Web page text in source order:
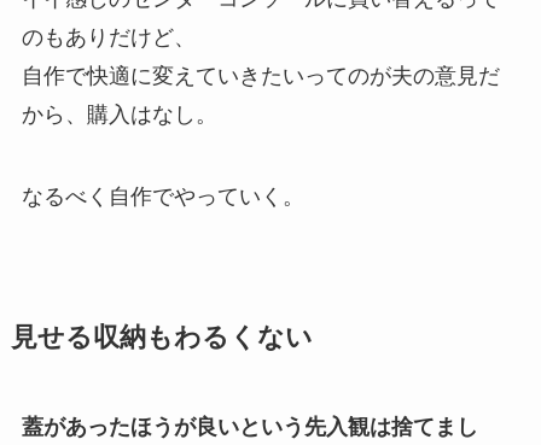
のもありだけど、
自作で快適に変えていきたいってのが夫の意見だ
から、購入はなし。
なるべく自作でやっていく。
見せる収納もわるくない
蓋があったほうが良いという先入観は捨てまし